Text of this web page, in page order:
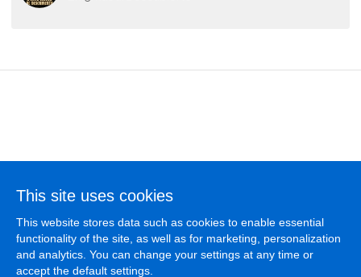
Cookies policy
Manage cookies
This site uses cookies
This website stores data such as cookies to enable essential
functionality of the site, as well as for marketing, personalization
and analytics. You can change your settings at any time or
accept the default settings.